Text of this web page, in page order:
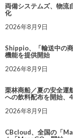
両備システムズ、物流
化
2026年8月9日
Shippio、「輸送中の
機能を提供開始
2026年8月9日
栗林商船／夏の安全運
への飲料配布を開始、
2026年8月9日
CBcloud、全国の「